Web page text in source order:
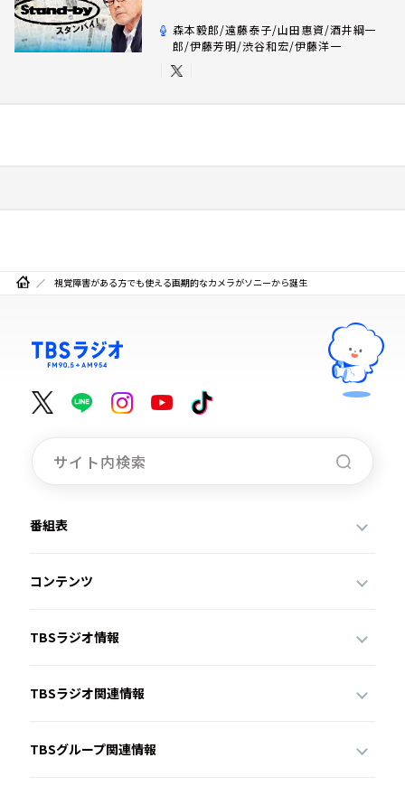
森本毅郎/遠藤泰子/山田惠資/酒井綱一
郎/伊藤芳明/渋谷和宏/伊藤洋一
視覚障害がある方でも使える画期的なカメラがソニーから誕生
番組表
コンテンツ
TBSラジオ情報
TBSラジオ関連情報
TBSグループ関連情報